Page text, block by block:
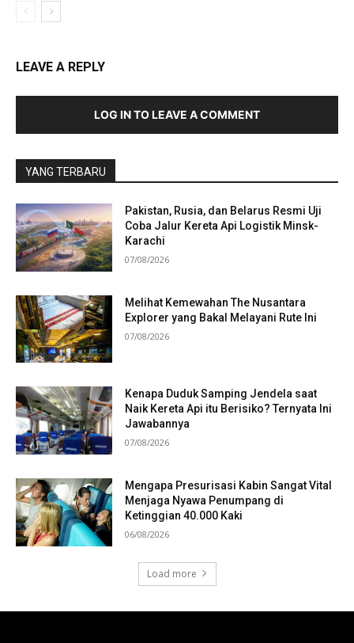
LEAVE A REPLY
LOG IN TO LEAVE A COMMENT
YANG TERBARU
Pakistan, Rusia, dan Belarus Resmi Uji
Coba Jalur Kereta Api Logistik Minsk-
Karachi
07/08/2026
Melihat Kemewahan The Nusantara
Explorer yang Bakal Melayani Rute Ini
07/08/2026
Kenapa Duduk Samping Jendela saat
Naik Kereta Api itu Berisiko? Ternyata Ini
Jawabannya
07/08/2026
Mengapa Presurisasi Kabin Sangat Vital
Menjaga Nyawa Penumpang di
Ketinggian 40.000 Kaki
06/08/2026
Load more